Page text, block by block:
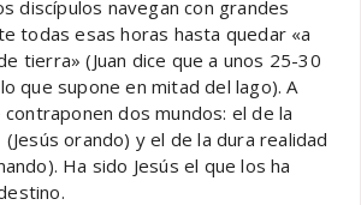
discípulos navegan con grandes
todas esas horas hasta quedar «a
tierra» (Juan dice que a unos 25-30
que supone en mitad del lago). A
dos mundos: el de la
orando) y el de la dura realidad
Ha sido Jesús el que los ha